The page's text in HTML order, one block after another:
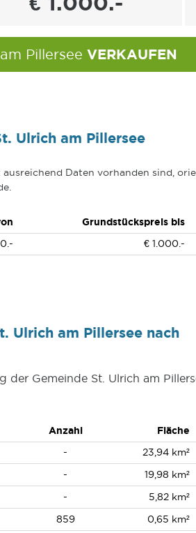
Pillersee VERKAUFEN
Ulrich am Pillersee
Daten vorhanden sind,
Grundstückspreis bis
€ 1.000.-
Ulrich am Pillersee nach
Gemeinde St. Ulrich am
Anzahl Fläche
- 23,94 km²
- 19,98 km²
- 5,82 km²
859 0,65 km²